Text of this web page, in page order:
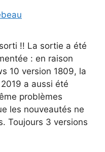
!! La sortie a été
: en raison
10 version 1809, la
a aussi été
problèmes
les nouveautés ne
Toujours 3 versions